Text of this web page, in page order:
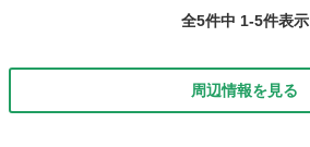
全5件中 1-5件表示
周辺情報を見る